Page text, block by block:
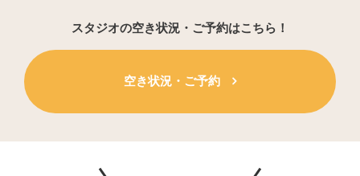
スタジオの空き状況・ご予約はこちら！
空き状況・ご予約